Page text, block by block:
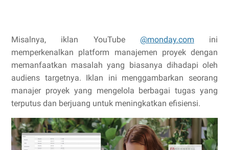
Misalnya, iklan YouTube @monday.com ini
memperkenalkan platform manajemen proyek dengan
memanfaatkan masalah yang biasanya dihadapi oleh
audiens targetnya. Iklan ini menggambarkan seorang
manajer proyek yang mengelola berbagai tugas yang
terputus dan berjuang untuk meningkatkan efisiensi.